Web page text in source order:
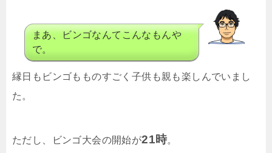
まあ、ビンゴなんてこんなもんや
で。
縁日もビンゴもものすごく子供も親も楽しんでいまし
た。
ただし、ビンゴ大会の開始が21時。